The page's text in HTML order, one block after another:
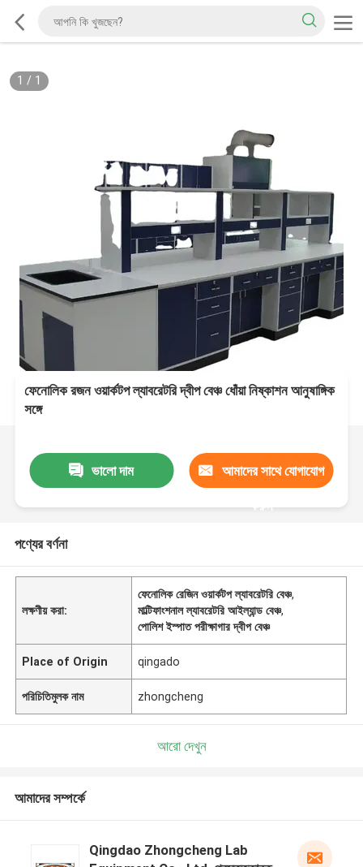
1 / 1
ফেনোলিক রজন ওয়ার্কটপ ল্যাবরেটরি দ্বীপ বেঞ্চ ধোঁয়া নিষ্কাশন আনুষাঙ্গিক
সঙ্গে
ভালো দাম আমাদের সাথে যোগাযোগ
করুন
পণ্যের বর্ণনা
লক্ষণীয় করা:
ফেনোলিক রেজিন ওয়ার্কটপ ল্যাবরেটরি বেঞ্চ,
মাল্টিফাংশনাল ল্যাবরেটরি আইল্যান্ড বেঞ্চ,
পোলিশ ইস্পাত পরীক্ষাগার দ্বীপ বেঞ্চ
Place of Origin qingado
পরিচিতিমুলক নাম zhongcheng
আরো দেখুন
আমাদের সম্পর্কে
Qingdao Zhongcheng Lab